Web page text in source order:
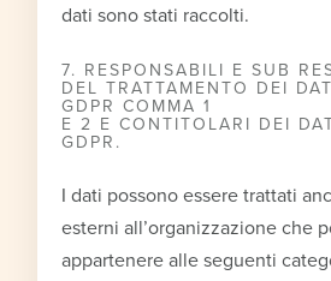
dati sono stati raccolti.
7. RESPONSABILI E SUB
DEL TRATTAMENTO DEI
GDPR COMMA 1
E 2 E CONTITOLARI DEI
GDPR.
I dati possono essere trattati
esterni all’organizzazione che
appartenere alle seguenti